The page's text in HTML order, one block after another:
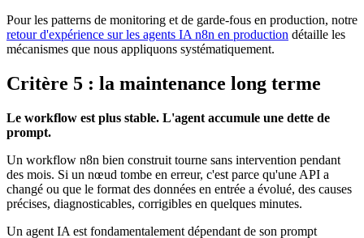
Pour les patterns de monitoring et de garde-fous en production, notre
retour d'expérience sur les agents IA n8n en production détaille les
mécanismes que nous appliquons systématiquement.
Critère 5 : la maintenance long terme
Le workflow est plus stable. L'agent accumule une dette de
prompt.
Un workflow n8n bien construit tourne sans intervention pendant
des mois. Si un nœud tombe en erreur, c'est parce qu'une API a
changé ou que le format des données en entrée a évolué, des causes
précises, diagnosticables, corrigibles en quelques minutes.
Un agent IA est fondamentalement dépendant de son prompt